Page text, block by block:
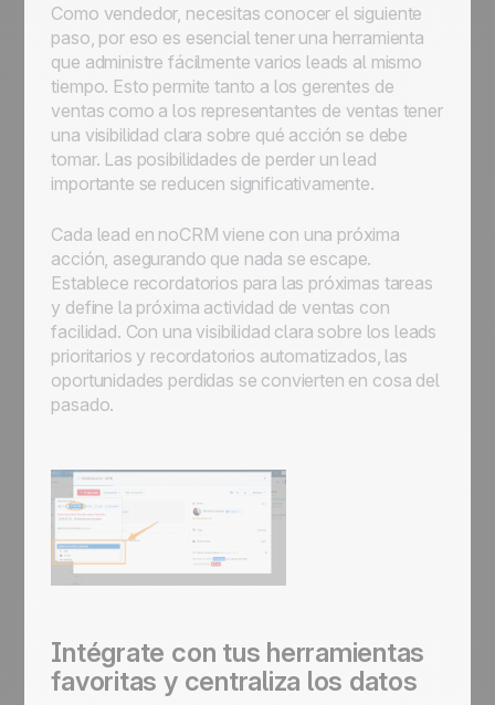
Como vendedor, necesitas conocer el siguiente
paso, por eso es esencial tener una herramienta
que administre fácilmente varios leads al mismo
tiempo. Esto permite tanto a los gerentes de
ventas como a los representantes de ventas tener
una visibilidad clara sobre qué acción se debe
tomar. Las posibilidades de perder un lead
importante se reducen significativamente.
Cada lead en noCRM viene con una próxima
acción, asegurando que nada se escape.
Establece recordatorios para las próximas tareas
y define la próxima actividad de ventas con
facilidad. Con una visibilidad clara sobre los leads
prioritarios y recordatorios automatizados, las
oportunidades perdidas se convierten en cosa del
pasado.
Intégrate con tus herramientas
favoritas y centraliza los datos